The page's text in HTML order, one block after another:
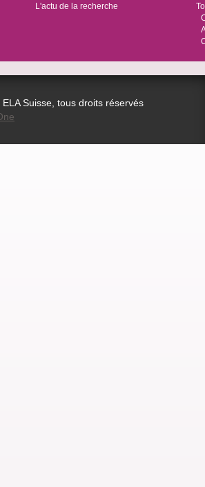
L'actu de la recherche
Suisse, tous droits réservés